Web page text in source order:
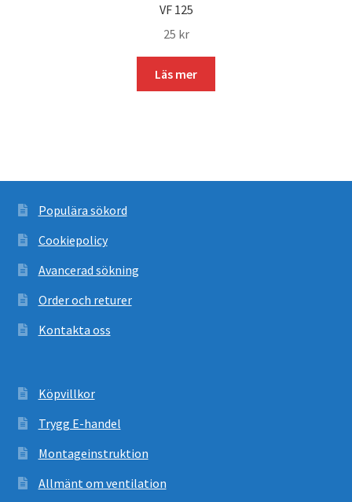
VF 125
25 kr
Läs mer
Populära sökord
Cookiepolicy
Avancerad sökning
Order och returer
Kontakta oss
Köpvillkor
Trygg E-handel
Montageinstruktion
Allmänt om ventilation